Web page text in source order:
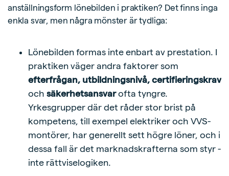
anställningsform lönebilden i praktiken? Det finns inga
enkla svar, men några mönster är tydliga:
Lönebilden formas inte enbart av prestation. I
praktiken väger andra faktorer som
efterfrågan, utbildningsnivå, certifieringskrav
och säkerhetsansvarofta tyngre.
Yrkesgrupper där det råder stor brist på
kompetens, till exempel elektriker och VVS-
montörer, har generellt sett högre löner, och i
dessa fall är det marknadskrafterna som styr -
inte rättviselogiken.